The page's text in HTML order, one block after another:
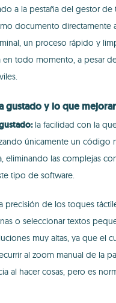
a la pestaña del gestor de
documento directamente
un proceso rápido y
en todo momento, a pesar
gustado y lo que
la facilidad con la
únicamente un código
eliminando las complejas
tipo de software.
precisión de los toques
o seleccionar textos
muy altas, ya que el
al zoom manual de la
al hacer cosas, pero es